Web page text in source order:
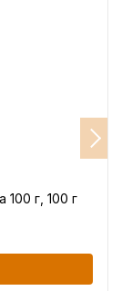
г, 100 г